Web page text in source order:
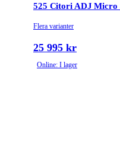
525 Citori ADJ Micro
Flera varianter
25 995 kr
Online: I lager